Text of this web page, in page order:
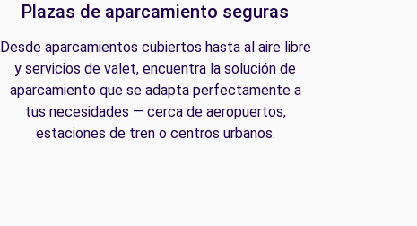
Plazas de aparcamiento seguras
Desde aparcamientos cubiertos hasta al aire libre
y servicios de valet, encuentra la solución de
aparcamiento que se adapta perfectamente a
tus necesidades — cerca de aeropuertos,
estaciones de tren o centros urbanos.